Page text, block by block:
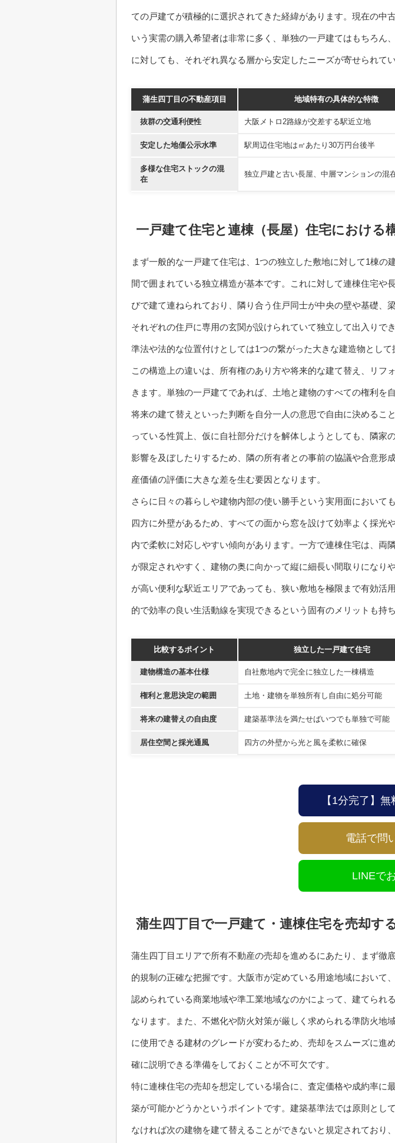
ての戸建てが積極的に選択されてきた経緯があります。現在の中
いう実需の購入希望者は非常に多く、単独の一戸建てはもちろ
に対しても、それぞれ異なる層から安定したニーズが寄せられてい
蒲生四丁目の不動産項目 地域特有の具体的な特徴
抜群の交通利便性 大阪メトロ2路線が交差する駅近立地
安定した地価公示水準 駅周辺住宅地は㎡あたり30万円台後半
多様な住宅ストックの混
在
独立戸建と古い長屋、中層マンションの混
一戸建て住宅と連棟（長屋）住宅における
まず一般的な一戸建て住宅は、1つの独立した敷地に対して1棟
間で囲まれている独立構造が基本です。これに対して連棟住宅
びで建て連ねられており、隣り合う住戸同士が中央の壁や基礎、
それぞれの住戸に専用の玄関が設けられていて独立して出入り
準法や法的な位置付けとしては1つの繋がった大きな建造物として
この構造上の違いは、所有権のあり方や将来的な建て替え、リ
きます。単独の一戸建てであれば、土地と建物のすべての権利を
将来の建て替えといった判断を自分一人の意思で自由に決める
っている性質上、仮に自社部分だけを解体しようとしても、隣
影響を及ぼしたりするため、隣の所有者との事前の協議や合意形
産価値の評価に大きな差を生む要因となります。
さらに日々の暮らしや建物内部の使い勝手という実用面におい
四方に外壁があるため、すべての面から窓を設けて効率よく採
内で柔軟に対応しやすい傾向があります。一方で連棟住宅は、
が限定されやすく、建物の奥に向かって縦に細長い間取りにな
が高い便利な駅近エリアであっても、狭い敷地を極限まで有効
的で効率の良い生活動線を実現できるという固有のメリットも持
比較するポイント 独立した一戸建て住宅
建物構造の基本仕様 自社敷地内で完全に独立した一棟構造
権利と意思決定の範囲 土地・建物を単独所有し自由に処分可能
将来の建替えの自由度 建築基準法を満たせばいつでも単独で可能
居住空間と採光通風 四方の外壁から光と風を柔軟に確保
【1分完了】
電話で問
LINEで
蒲生四丁目で一戸建て・連棟住宅を売却す
蒲生四丁目エリアで所有不動産の売却を進めるにあたり、まず
的規制の正確な把握です。大阪市が定めている用途地域におい
認められている商業地域や準工業地域なのかによって、建てら
なります。また、不燃化や防火対策が厳しく求められる準防火
に使用できる建材のグレードが変わるため、売却をスムーズに
確に説明できる準備をしておくことが不可欠です。
特に連棟住宅の売却を想定している場合に、査定価格や成約率に
築が可能かどうかというポイントです。建築基準法では原則とし
なければ次の建物を建て替えることができないと規定されてお